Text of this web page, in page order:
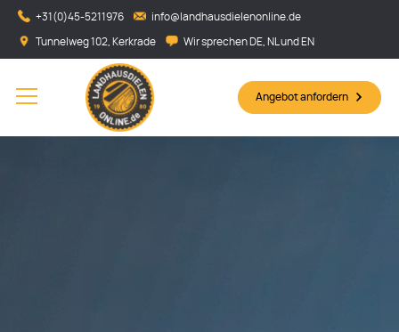
+31(0)45-5211976 info@landhausdielenonline.de
Tunnelweg 102, Kerkrade Wir sprechen DE, NL und EN
Angebot anfordern